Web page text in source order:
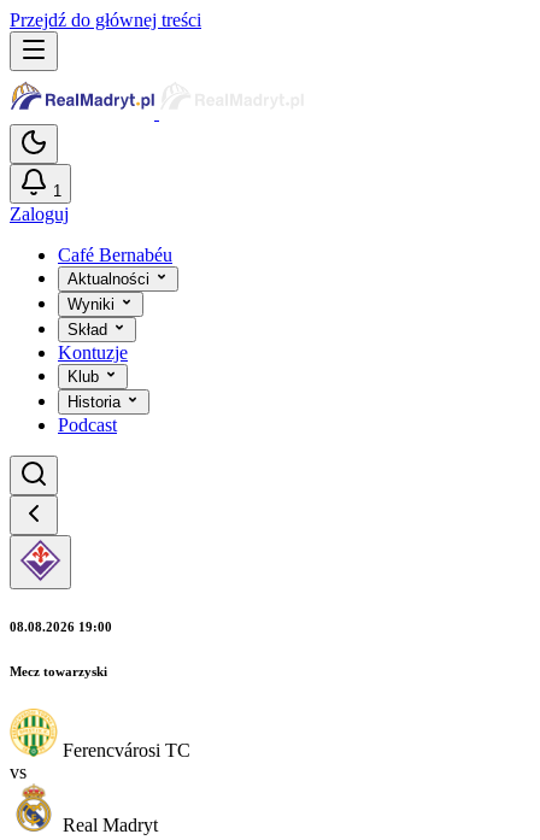
Przejdź do głównej treści
1
Zaloguj
Café Bernabéu
Aktualności
Wyniki
Skład
Kontuzje
Klub
Historia
Podcast
08.08.2026 19:00
Mecz towarzyski
Ferencvárosi TC
vs
Real Madryt